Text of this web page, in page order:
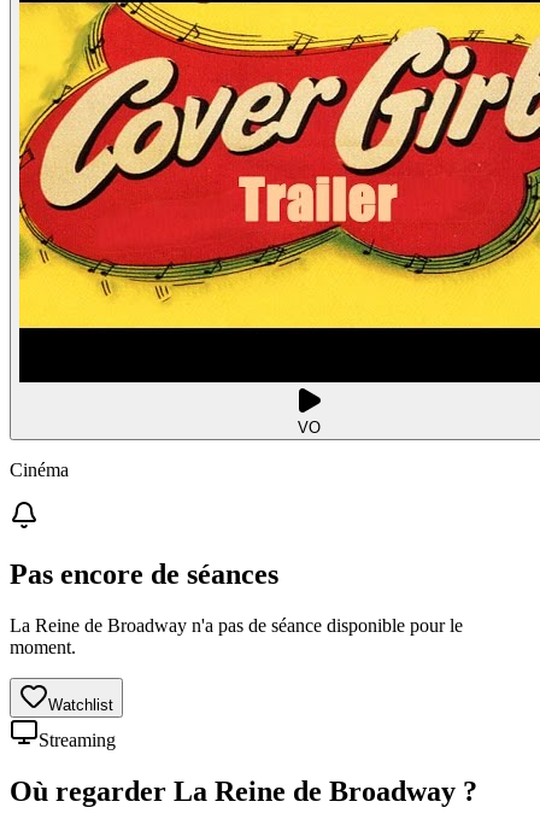
VO
Cinéma
Pas encore de séances
La Reine de Broadway n'a pas de séance disponible pour le
moment.
Watchlist
Streaming
Où regarder La Reine de Broadway ?